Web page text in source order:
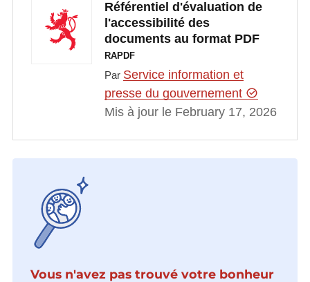
Référentiel d'évaluation de
l'accessibilité des
documents au format PDF
RAPDF
Par Service information et
presse du gouvernement
Mis à jour le February 17, 2026
Vous n'avez pas trouvé votre bonheur